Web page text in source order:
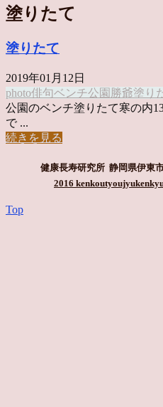
塗りたて
塗りたて
2019年01月12日
photo俳句ベンチ公園 勝爺塗り
公園のベンチ塗りたて寒の内
で ...
続きを見る
健康長寿研究所 静岡県伊東
2016
Top